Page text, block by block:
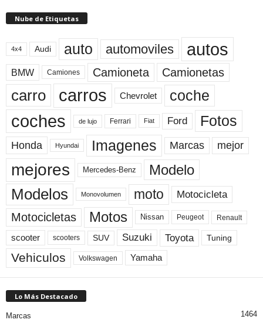
Nube de Etiquetas
4x4 Audi auto automoviles autos
BMW Camiones Camioneta Camionetas
carro carros Chevrolet coche
coches de lujo Ferrari Fiat Ford Fotos
Honda Hyundai Imagenes Marcas mejor
mejores Mercedes-Benz Modelo
Modelos Monovolumen moto Motocicleta
Motocicletas Motos Nissan Peugeot Renault
scooter scooters SUV Suzuki Toyota Tuning
Vehiculos Volkswagen Yamaha
Lo Más Destacado
Marcas 1464